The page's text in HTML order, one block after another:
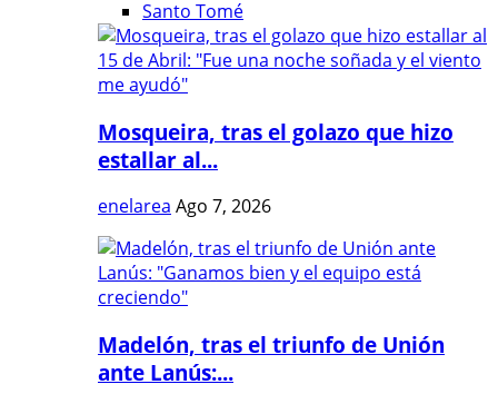
Santo Tomé
Mosqueira, tras el golazo que hizo
estallar al...
enelarea Ago 7, 2026
Madelón, tras el triunfo de Unión
ante Lanús:...